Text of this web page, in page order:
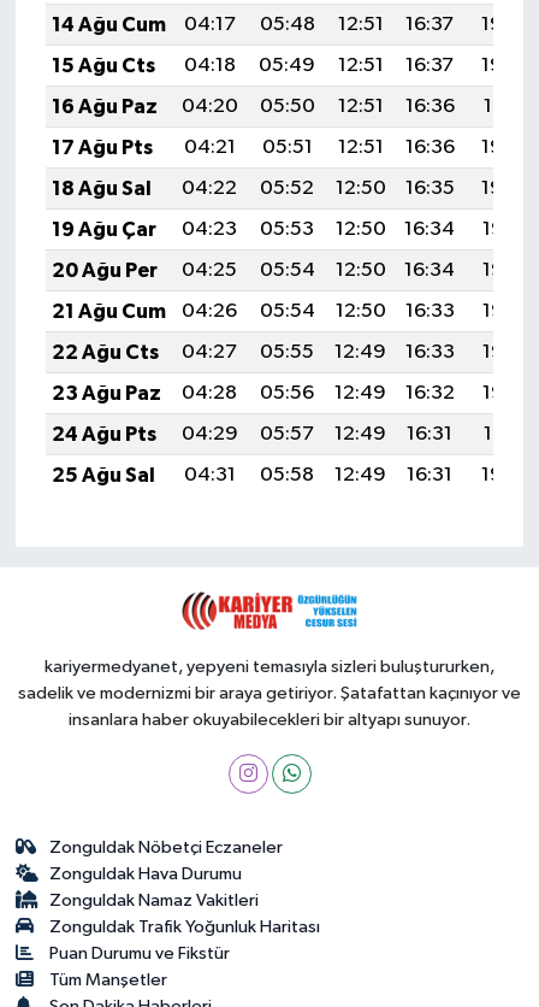
14 Ağu Cum
04:17 05:48 12:51 16:37
19:44
15 Ağu Cts
04:18 05:49 12:51 16:37
19:43
16 Ağu Paz
04:20 05:50 12:51 16:36
19:41
17 Ağu Pts
04:21 05:51 12:51 16:36
19:40
18 Ağu Sal
04:22 05:52 12:50 16:35
19:39
19 Ağu Çar
04:23 05:53 12:50 16:34
19:37
20 Ağu Per
04:25 05:54 12:50 16:34
19:36
21 Ağu Cum
04:26 05:54 12:50 16:33
19:35
22 Ağu Cts
04:27 05:55 12:49 16:33
19:33
23 Ağu Paz
04:28 05:56 12:49 16:32
19:32
24 Ağu Pts
04:29 05:57 12:49 16:31
19:31
25 Ağu Sal
04:31 05:58 12:49 16:31 19:29
kariyermedyanet, yepyeni temasıyla sizleri buluştururken,
sadelik ve modernizmi bir araya getiriyor. Şatafattan kaçınıyor ve
insanlara haber okuyabilecekleri bir altyapı sunuyor.
Zonguldak Nöbetçi Eczaneler
Zonguldak Hava Durumu
Zonguldak Namaz Vakitleri
Zonguldak Trafik Yoğunluk Haritası
Puan Durumu ve Fikstür
Tüm Manşetler